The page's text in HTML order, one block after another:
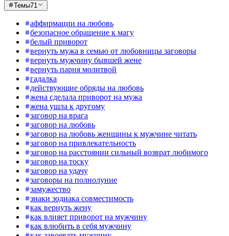
Темы71
аффирмации на любовь
безопасное обращение к магу
белый приворот
вернуть мужа в семью от любовницы заговоры
вернуть мужчину бывшей жене
вернуть парня молитвой
гадалка
действующие обряды на любовь
жена сделала приворот на мужа
жена ушла к другому
заговор на врага
заговор на любовь
заговор на любовь женщины к мужчине читать
заговор на привлекательность
заговор на расстоянии сильный возврат любимого
заговор на тоску
заговор на удачу
заговоры на полнолуние
замужество
знаки зодиака совместимость
как вернуть жену
как влияет приворот на мужчину
как влюбить в себя мужчину